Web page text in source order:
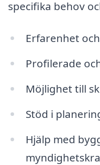
specifika behov
Erfarenhet
Profilerade
Möjlighet till
Stöd i
Hjälp med